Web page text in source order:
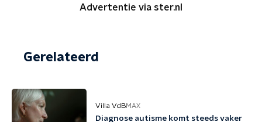
Advertentie via ster.nl
Gerelateerd
Villa VdBMAX
Diagnose autisme komt steeds vaker